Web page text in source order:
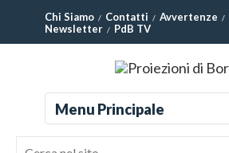
Chi Siamo Contatti Avvertenze
Newsletter
PdB TV